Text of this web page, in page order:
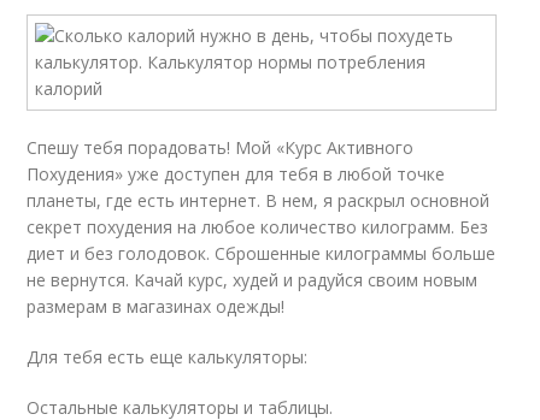
Спешу тебя порадовать! Мой «Курс Активного
Похудения» уже доступен для тебя в любой точке
планеты, где есть интернет. В нем, я раскрыл основной
секрет похудения на любое количество килограмм. Без
диет и без голодовок. Сброшенные килограммы больше
не вернутся. Качай курс, худей и радуйся своим новым
размерам в магазинах одежды!
Для тебя есть еще калькуляторы:
Остальные калькуляторы и таблицы.